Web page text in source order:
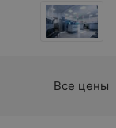
Все цены